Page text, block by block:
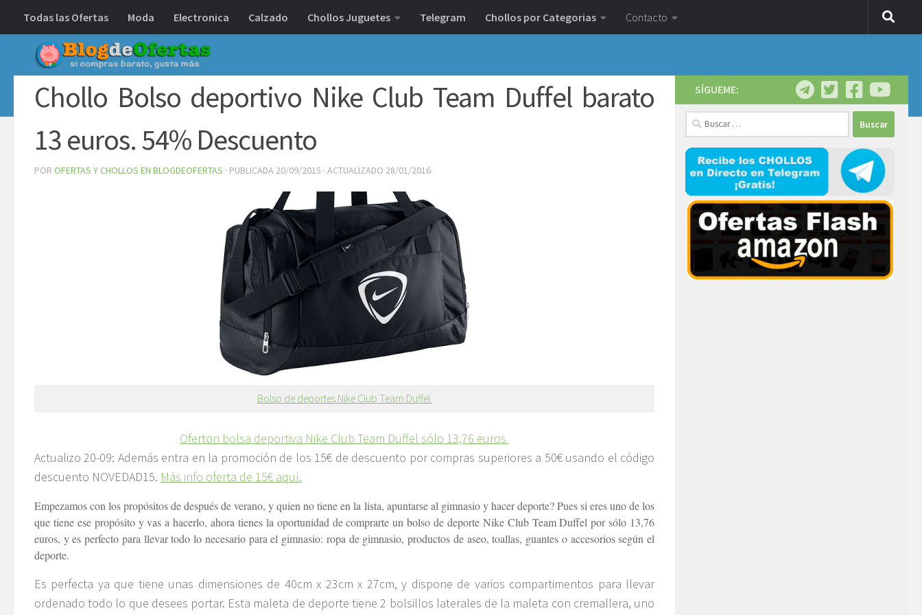
Debajo del contenido
Todas las Ofertas Moda Electronica Calzado Chollos Juguetes Telegram Chollos por Categorias Contacto
Chollo Bolso deportivo Nike Club Team Duffel barato
13 euros. 54% Descuento
POR OFERTAS Y CHOLLOS EN BLOGDEOFERTAS · PUBLICADA 20/09/2015 · ACTUALIZADO 28/01/2016
Bolso de deportes Nike Club Team Duffel
Oferton bolsa deportiva Nike Club Team Duffel sólo 13,76 euros
Actualizo 20-09: Además entra en la promoción de los 15€ de descuento por compras superiores a 50€ usando el código
descuento NOVEDAD15. Más info oferta de 15€ aquí.
Empezamos con los propósitos de después de verano, y quien no tiene en la lista, apuntarse al gimnasio y hacer deporte? Pues si eres uno de los
que tiene ese propósito y vas a hacerlo, ahora tienes la oportunidad de comprarte un bolso de deporte Nike Club Team Duffel por sólo 13,76
euros, y es perfecto para llevar todo lo necesario para el gimnasio: ropa de gimnasio, productos de aseo, toallas, guantes o accesorios según el
deporte.
Es perfecta ya que tiene unas dimensiones de 40cm x 23cm x 27cm, y dispone de varios compartimentos para llevar
ordenado todo lo que desees portar. Esta maleta de deporte tiene 2 bolsillos laterales de la maleta con cremallera, uno
SÍGUEME:
Buscar: